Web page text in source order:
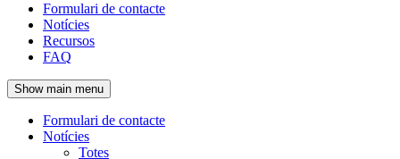
Navegació
principal
de
l'encapçalament
Formulari de contacte
Notícies
Recursos
FAQ
Show main menu
Navegació
Formulari de contacte
Notícies
Totes